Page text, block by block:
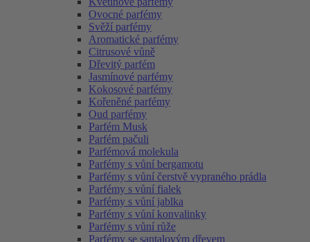
Ovocné parfémy
Svěží parfémy
Aromatické parfémy
Citrusové vůně
Dřevitý parfém
Jasmínové parfémy
Kokosové parfémy
Kořeněné parfémy
Oud parfémy
Parfém Musk
Parfém pačuli
Parfémová molekula
Parfémy s vůní bergamotu
Parfémy s vůní čerstvě vypraného prádla
Parfémy s vůní fialek
Parfémy s vůní jablka
Parfémy s vůní konvalinky
Parfémy s vůní růže
Parfémy se santalovým dřevem